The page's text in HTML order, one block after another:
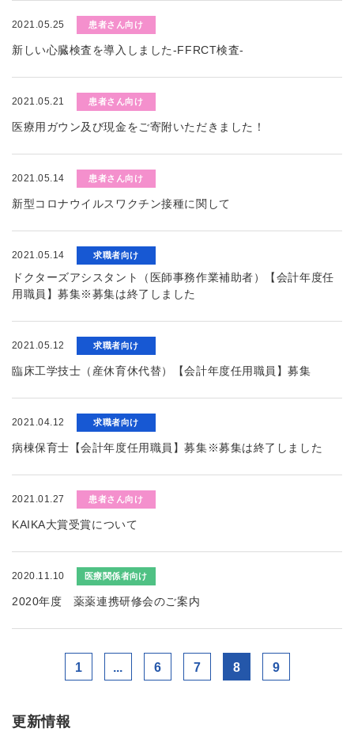
2021.05.25 患者さん向け
新しい心臓検査を導入しました-FFRCT検査-
2021.05.21 患者さん向け
医療用ガウン及び現金をご寄附いただきました！
2021.05.14 患者さん向け
新型コロナウイルスワクチン接種に関して
2021.05.14 求職者向け
ドクターズアシスタント（医師事務作業補助者）【会計年度任
用職員】募集※募集は終了しました
2021.05.12 求職者向け
臨床工学技士（産休育休代替）【会計年度任用職員】募集
2021.04.12 求職者向け
病棟保育士【会計年度任用職員】募集※募集は終了しました
2021.01.27 患者さん向け
KAIKA大賞受賞について
2020.11.10 医療関係者向け
2020年度 薬薬連携研修会のご案内
1 ... 6 7 8 9
更新情報